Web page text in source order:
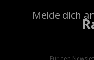
Melde dich